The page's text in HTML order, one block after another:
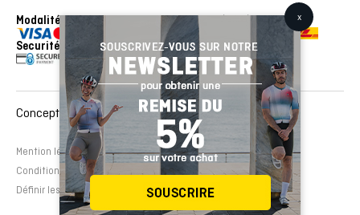
Modalités de paiement
Envois réalisés avec con
Securité
Mention légale Politique de cookies
Avertissement légal
Conditions de contrat
Définir les cookies
Conception et développement Web :EMFASI